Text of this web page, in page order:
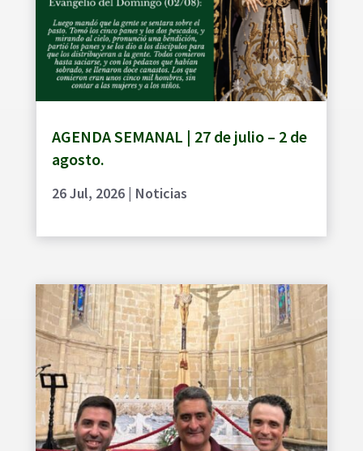
AGENDA SEMANAL | 27 de julio – 2 de
agosto.
26 Jul, 2026| Noticias